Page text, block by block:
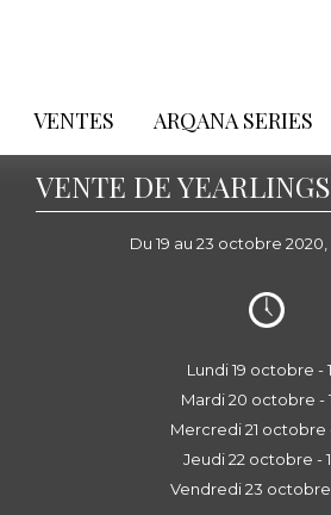
VENTES ARQANA SERIES
VENTE DE
Du 19 au 23 octobre
Lundi 19 octobre -
Mardi 20 octobre -
Mercredi 21 octobre
Jeudi 22 octobre -
Vendredi 23 octobre